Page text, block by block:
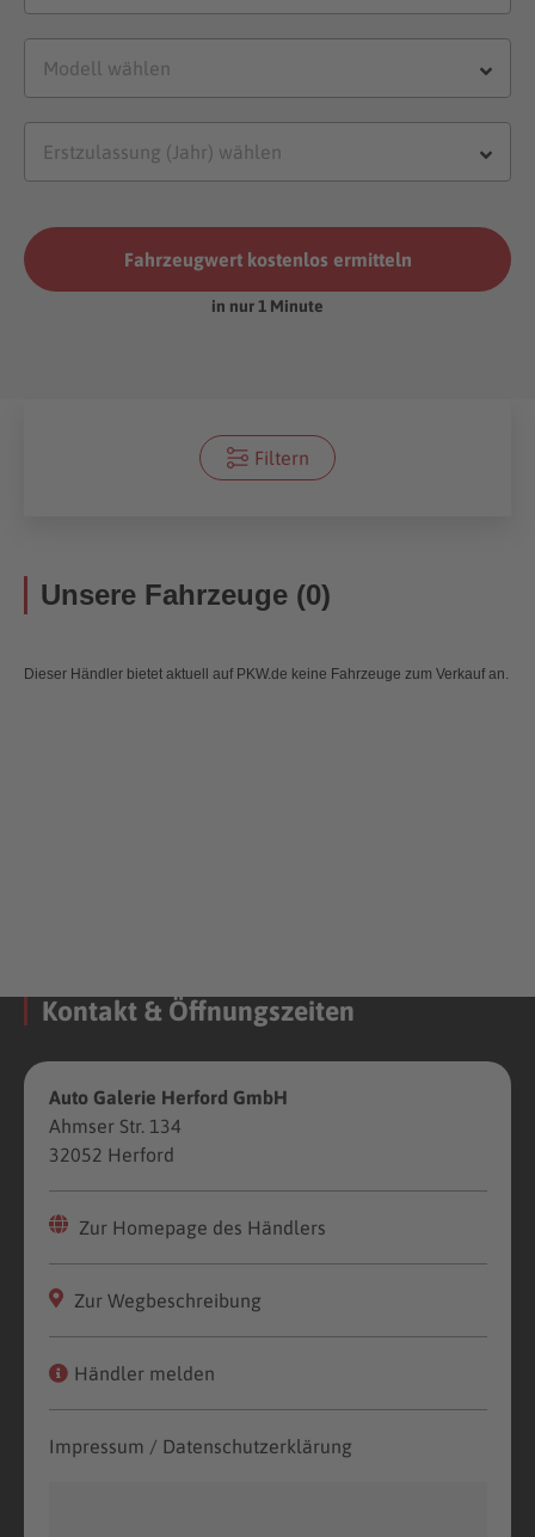
Fahrzeugwert kostenlos ermitteln
in nur 1 Minute
Filtern
Unsere Fahrzeuge (0)
Dieser Händler bietet aktuell auf PKW.de keine Fahrzeuge zum Verkauf an.
Kontakt & Öffnungszeiten
Auto Galerie Herford GmbH
Ahmser Str. 134
32052 Herford
Zur Homepage des Händlers
Zur Wegbeschreibung
Händler melden
Impressum / Datenschutzerklärung